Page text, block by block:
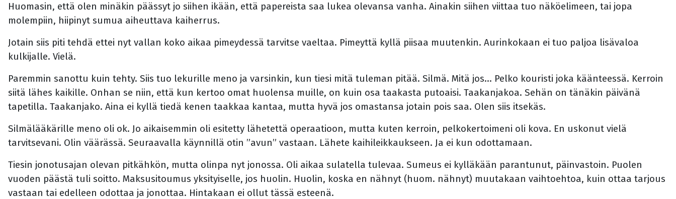
Huomasin, että olen minäkin päässyt jo siihen ikään, että papereista saa lukea olevansa vanha. Ainakin siihen viittaa tuo näköelimeen, tai jopa
molempiin, hiipinyt sumua aiheuttava kaiherrus.
Jotain siis piti tehdä ettei nyt vallan koko aikaa pimeydessä tarvitse vaeltaa. Pimeyttä kyllä piisaa muutenkin. Aurinkokaan ei tuo paljoa lisävaloa
kulkijalle. Vielä.
Paremmin sanottu kuin tehty. Siis tuo lekurille meno ja varsinkin, kun tiesi mitä tuleman pitää. Silmä. Mitä jos... Pelko kouristi joka käänteessä. Kerroin
siitä lähes kaikille. Onhan se niin, että kun kertoo omat huolensa muille, on kuin osa taakasta putoaisi. Taakanjakoa. Sehän on tänäkin päivänä
tapetilla. Taakanjako. Aina ei kyllä tiedä kenen taakkaa kantaa, mutta hyvä jos omastansa jotain pois saa. Olen siis itsekäs.
Silmälääkärille meno oli ok. Jo aikaisemmin oli esitetty lähetettä operaatioon, mutta kuten kerroin, pelkokertoimeni oli kova. En uskonut vielä
tarvitsevani. Olin väärässä. Seuraavalla käynnillä otin ”avun” vastaan. Lähete kaihileikkaukseen. Ja ei kun odottamaan.
Tiesin jonotusajan olevan pitkähkön, mutta olinpa nyt jonossa. Oli aikaa sulatella tulevaa. Sumeus ei kylläkään parantunut, päinvastoin. Puolen
vuoden päästä tuli soitto. Maksusitoumus yksityiselle, jos huolin. Huolin, koska en nähnyt (huom. nähnyt) muutakaan vaihtoehtoa, kuin ottaa tarjous
vastaan tai edelleen odottaa ja jonottaa. Hintakaan ei ollut tässä esteenä.